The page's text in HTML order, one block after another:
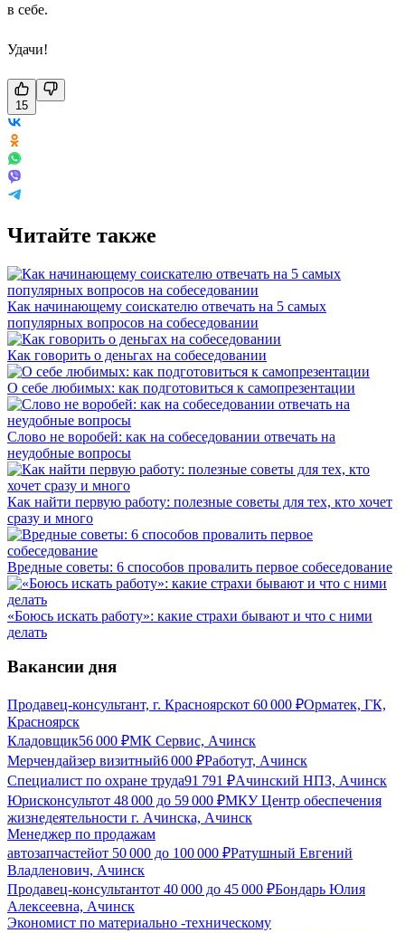
в себе.
Удачи!
15
Читайте также
Как начинающему соискателю отвечать на 5 самых
популярных вопросов на собеседовании
Как говорить о деньгах на собеседовании
О себе любимых: как подготовиться к самопрезентации
Слово не воробей: как на собеседовании отвечать на
неудобные вопросы
Как найти первую работу: полезные советы для тех, кто хочет
сразу и много
Вредные советы: 6 способов провалить первое собеседование
«Боюсь искать работу»: какие страхи бывают и что с ними
делать
Вакансии дня
Продавец-консультант, г. Красноярскот 60 000 ₽Орматек, ГК,
Красноярск
Кладовщик56 000 ₽МК Сервис, Ачинск
Мерчендайзер визитный6 000 ₽Работут, Ачинск
Специалист по охране труда91 791 ₽Ачинский НПЗ, Ачинск
Юрисконсультот 48 000 до 59 000 ₽МКУ Центр обеспечения
жизнедеятельности г. Ачинска, Ачинск
Менеджер по продажам
автозапчастейот 50 000 до 100 000 ₽Ратушный Евгений
Владленович, Ачинск
Продавец-консультантот 40 000 до 45 000 ₽Бондарь Юлия
Алексеевна, Ачинск
Экономист по материально -техническому